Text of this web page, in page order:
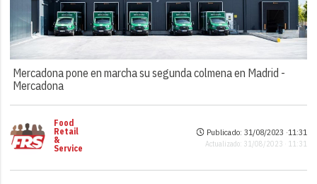
Mercadona pone en marcha su segunda colmena en Madrid -
Mercadona
Food
Retail
&
Service
Publicado: 31/08/2023 ·11:31
Actualizado: 31/08/2023 · 11:31